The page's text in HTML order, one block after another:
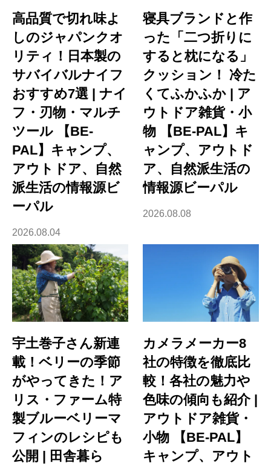
高品質で切れ味よ
しのジャパンクオ
リティ！日本製の
サバイバルナイフ
おすすめ7選 | ナイ
フ・刃物・マルチ
ツール 【BE-
PAL】キャンプ、
アウトドア、自然
派生活の情報源ビ
ーパル
2026.08.04
寝具ブランドと作
った「二つ折りに
すると枕になる」
クッション！ 冷た
くてふかふか | ア
ウトドア雑貨・小
物 【BE-PAL】キ
ャンプ、アウトド
ア、自然派生活の
情報源ビーパル
2026.08.08
宇土巻子さん新連
載！ベリーの季節
がやってきた！ア
リス・ファーム特
製ブルーベリーマ
フィンのレシピも
公開 | 田舎暮ら
カメラメーカー8
社の特徴を徹底比
較！各社の魅力や
色味の傾向も紹介 |
アウトドア雑貨・
小物 【BE-PAL】
キャンプ、アウト